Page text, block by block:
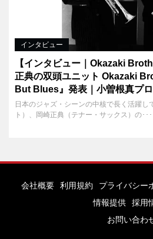
インタビュー
【インタビュー｜Okazaki
正典の双頭ユニット Okazaki
But Blues』発表｜小曽根真プ
日本のジャズ・シーンの中核で長く活躍し
ト）、岡崎正典（テナー・サックス）の･･･
会社概要 利用規約 プライバシー
情報提供
採用
お問い合わ